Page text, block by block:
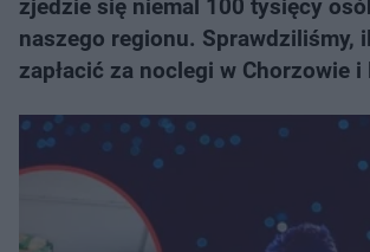
zjedzie się niemal 100 tysięcy
naszego regionu. Sprawdziliśmy,
zapłacić za noclegi w Chorzowie i